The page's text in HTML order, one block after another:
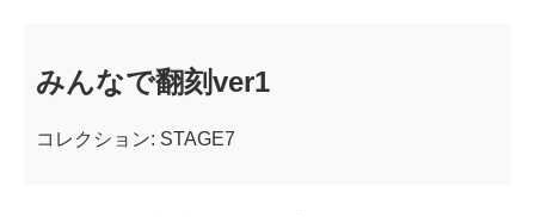
みんなで翻刻ver1
コレクション: STAGE7